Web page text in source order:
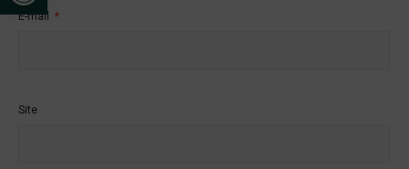
E-mail *
Site